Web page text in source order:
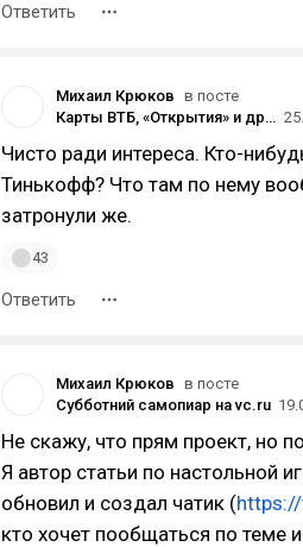
Ответить
Михаил Крюков в посте
Карты ВТБ, «Открытия» и других банков под «блокирующими» санкциями отключат от Apple Pay и Google Pay, объяснил ЦБ
Чисто ради интереса. Кто-
Тинькофф? Что там по нему
затронули же.
43
Ответить
Михаил Крюков в посте
Субботний самопиар на vc.ru
Не скажу, что прям проект, но
Я автор статьи по настольной
обновил и создал чатик (
кто хочет пообщаться по теме